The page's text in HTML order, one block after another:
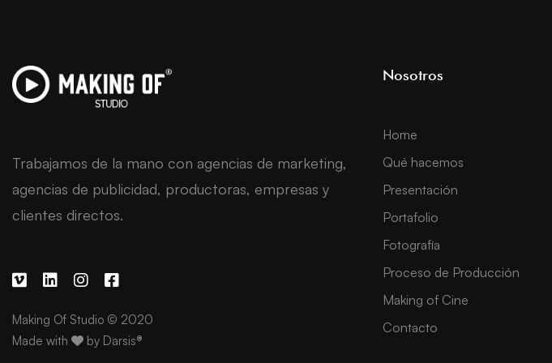
Trabajamos de la mano con agencias de marketing,
agencias de publicidad, productoras, empresas y
clientes directos.
Making Of Studio © 2020
Made with
by Darsis®
Nosotros
Home
Qué hacemos
Presentación
Portafolio
Fotografía
Proceso de Producción
Making of Cine
Contacto